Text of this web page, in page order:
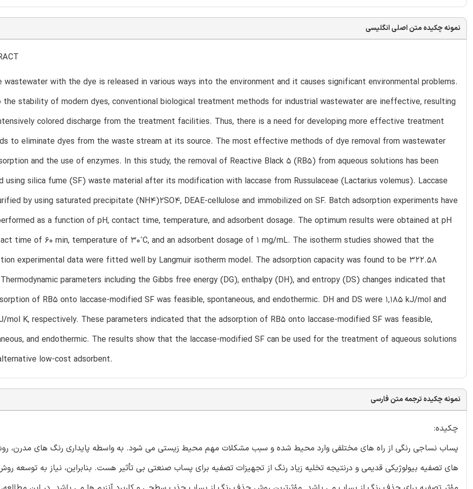
نمونه چکیده متن اصلی انگلیسی
wastewater with the dye is released in various ways into the environment and it causes significant environmental problems.
the stability of modern dyes, conventional biological treatment methods for industrial wastewater are ineffective, resulting
colored discharge from the treatment facilities. Thus, there is a need for developing more effective treatment
to eliminate dyes from the waste stream at its source. The most effective methods of dye removal from wastewater
and the use of enzymes. In this study, the removal of Reactive Black 5 (RB5) from aqueous solutions has been
using silica fume (SF) waste material after its modification with laccase from Russulaceae (Lactarius volemus). Laccase
by using saturated precipitate (NH4)2SO4, DEAE-cellulose and immobilized on SF. Batch adsorption experiments have
as a function of pH, contact time, temperature, and adsorbent dosage. The optimum results were obtained at pH
time of 60 min, temperature of 30˚C, and an adsorbent dosage of 1 mg/mL. The isotherm studies showed that the
experimental data were fitted well by Langmuir isotherm model. The adsorption capacity was found to be 322.58
parameters including the Gibbs free energy (DG), enthalpy (DH), and entropy (DS) changes indicated that
of RB5 onto laccase-modified SF was feasible, spontaneous, and endothermic. DH and DS were 1,185 kJ/mol and
mol K, respectively. These parameters indicated that the adsorption of RB5 onto laccase-modified SF was feasible,
and endothermic. The results show that the laccase-modified SF can be used for the treatment of aqueous solutions
low-cost adsorbent.
نمونه چکیده ترجمه متن فارسی
چکیده:
پساب نساجی رنگی از راه های مختلفی وارد محیط شده و سبب مشکلات مهم محیط زیستی می شود. به واسطه پایداری رنگ های مدرن،
های تصفیه بیولوژیکی قدیمی و درنتیجه تخلیه زیاد رنگ از تجهیزات تصفیه برای پساب صنعتی بی تأثیر هست. بنابراین، نیاز به توسعه